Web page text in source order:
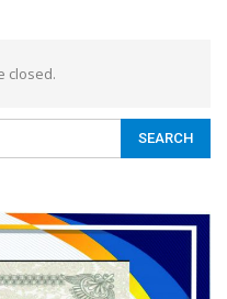
closed.